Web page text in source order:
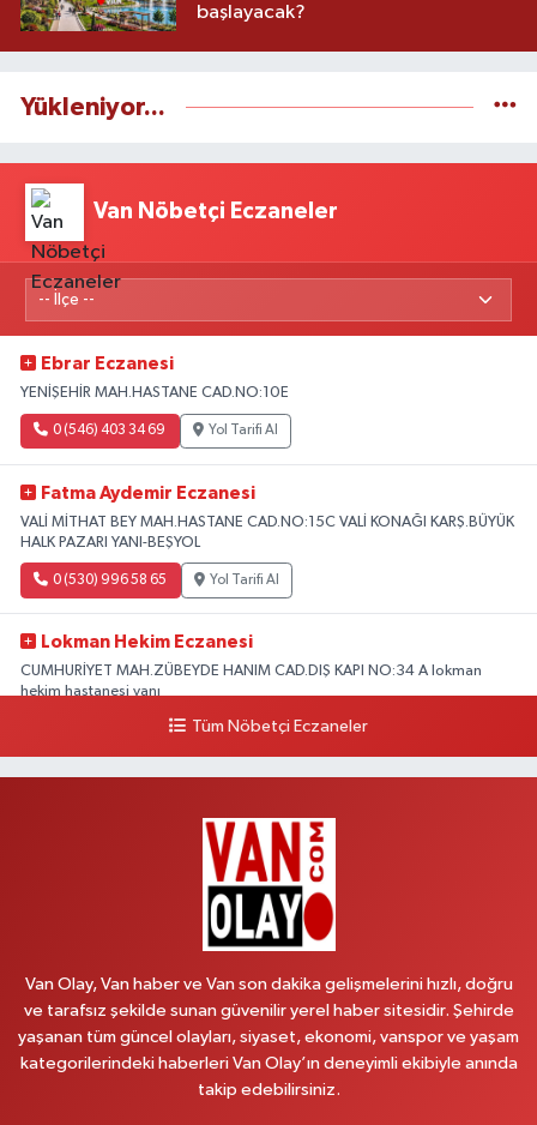
başlayacak?
Yükleniyor...
Van Nöbetçi Eczaneler
Ebrar Eczanesi
YENİŞEHİR MAH.HASTANE CAD.NO:10E
0 (546) 403 34 69 Yol Tarifi Al
Fatma Aydemir Eczanesi
VALİ MİTHAT BEY MAH.HASTANE CAD.NO:15C VALİ KONAĞI KARŞ.BÜYÜK
HALK PAZARI YANI-BEŞYOL
0 (530) 996 58 65 Yol Tarifi Al
Lokman Hekim Eczanesi
CUMHURİYET MAH.ZÜBEYDE HANIM CAD.DIŞ KAPI NO:34 A lokman
hekim hastanesi yanı
Yol Tarifi Al
Vanyolu Caddesi Yeni Diş Hastanesi Yanı NO:102F
Yol Tarifi Al
CUMHURİYET MAH.KONAK SK.NO:6
0 (530) 442 24 65 Yol Tarifi Al
Yiğit Eczanesi
Tüm Nöbetçi Eczaneler
Van Olay, Van haber ve Van son dakika gelişmelerini hızlı, doğru
ve tarafsız şekilde sunan güvenilir yerel haber sitesidir. Şehirde
yaşanan tüm güncel olayları, siyaset, ekonomi, vanspor ve yaşam
kategorilerindeki haberleri Van Olay’ın deneyimli ekibiyle anında
takip edebilirsiniz.